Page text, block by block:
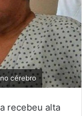
cérebro
recebeu alta